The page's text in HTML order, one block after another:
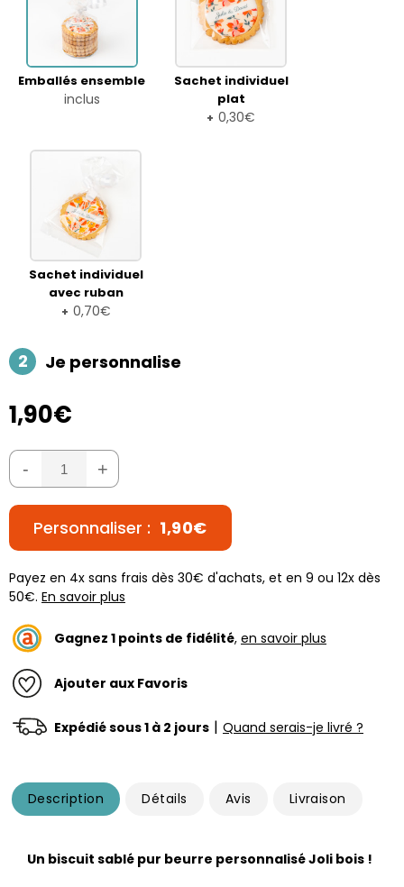
Emballés ensemble
inclus
Sachet individuel
plat
+ 0,30€
Sachet individuel
avec ruban
+ 0,70€
2 Je personnalise
1,90€
- +
Personnaliser : 1,90€
Payez en 4x sans frais dès 30€ d'achats, et en 9 ou 12x dès
50€. En savoir plus
Gagnez 1 points de fidélité, en savoir plus
Ajouter aux Favoris
Expédié sous 1 à 2 jours | Quand serais-je livré ?
Description Détails Avis Livraison
Un biscuit sablé pur beurre personnalisé Joli bois !